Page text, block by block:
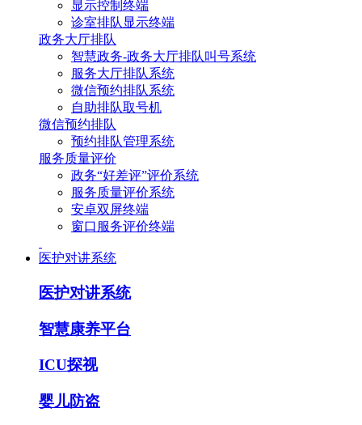
显示控制终端
诊室排队显示终端
政务大厅排队
智慧政务-政务大厅排队叫号系统
服务大厅排队系统
微信预约排队系统
自助排队取号机
微信预约排队
预约排队管理系统
服务质量评价
政务“好差评”评价系统
服务质量评价系统
安卓双屏终端
窗口服务评价终端
医护对讲系统
医护对讲系统
智慧康养平台
ICU探视
婴儿防盗